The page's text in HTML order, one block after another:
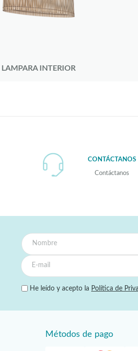
LAMPARA INTERIOR
CONTÁCTANOS
Contáctanos
He leído y acepto la Política de
Métodos de pago